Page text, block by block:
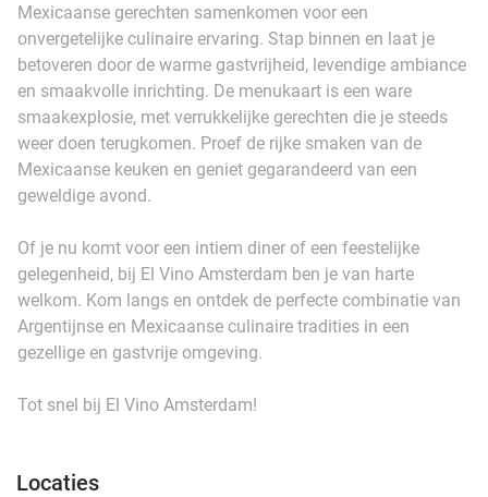
Mexicaanse gerechten samenkomen voor een
onvergetelijke culinaire ervaring. Stap binnen en laat je
betoveren door de warme gastvrijheid, levendige ambiance
en smaakvolle inrichting. De menukaart is een ware
smaakexplosie, met verrukkelijke gerechten die je steeds
weer doen terugkomen. Proef de rijke smaken van de
Mexicaanse keuken en geniet gegarandeerd van een
geweldige avond.
Of je nu komt voor een intiem diner of een feestelijke
gelegenheid, bij El Vino Amsterdam ben je van harte
welkom. Kom langs en ontdek de perfecte combinatie van
Argentijnse en Mexicaanse culinaire tradities in een
gezellige en gastvrije omgeving.
Tot snel bij El Vino Amsterdam!
Locaties